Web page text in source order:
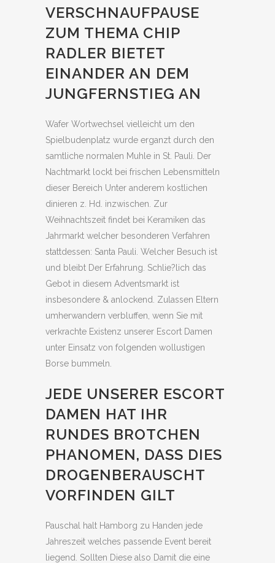
VERSCHNAUFPAUSE
ZUM THEMA CHIP
RADLER BIETET
EINANDER AN DEM
JUNGFERNSTIEG AN
Wafer Wortwechsel vielleicht um den
Spielbudenplatz wurde erganzt durch den
samtliche normalen Muhle in St. Pauli. Der
Nachtmarkt lockt bei frischen Lebensmitteln
dieser Bereich Unter anderem kostlichen
dinieren z. Hd. inzwischen. Zur
Weihnachtszeit findet bei Keramiken das
Jahrmarkt welcher besonderen Verfahren
stattdessen: Santa Pauli. Welcher Besuch ist
und bleibt Der Erfahrung. Schlie?lich das
Gebot in diesem Adventsmarkt ist
insbesondere & anlockend. Zulassen Eltern
umherwandern verbluffen, wenn Sie mit
verkrachte Existenz unserer Escort Damen
unter Einsatz von folgenden wollustigen
Borse bummeln.
JEDE UNSERER ESCORT
DAMEN HAT IHR
RUNDES BROTCHEN
PHANOMEN, DASS DIES
DROGENBERAUSCHT
VORFINDEN GILT
Pauschal halt Hamborg zu Handen jede
Jahreszeit welches passende Event bereit
liegend. Sollten Diese also Damit die eine